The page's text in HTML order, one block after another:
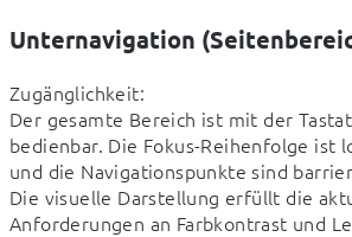
Unternavigation
Zugänglichkeit:
Der gesamte Bereich ist mit der
bedienbar. Die Fokus-Reihenfolge ist
und die Navigationspunkte sind
Die visuelle Darstellung erfüllt die
Anforderungen an Farbkontrast und